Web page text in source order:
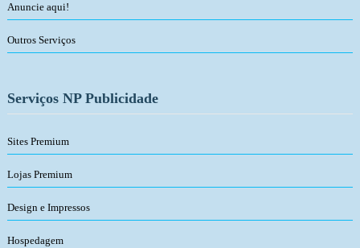
Anuncie aqui!
Outros Serviços
Serviços NP Publicidade
Sites Premium
Lojas Premium
Design e Impressos
Hospedagem